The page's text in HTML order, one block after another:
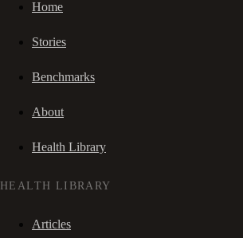
Home
Stories
Benchmarks
About
Health Library
HEALTH LIBRARY
Articles